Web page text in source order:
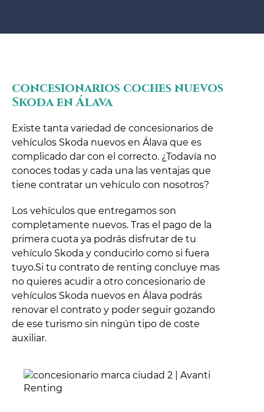
concesionarios coches nuevos
Skoda en Álava
Existe tanta variedad de concesionarios de
vehículos Skoda nuevos en Álava que es
complicado dar con el correcto. ¿Todavía no
conoces todas y cada una las ventajas que
tiene contratar un vehículo con nosotros?
Los vehículos que entregamos son
completamente nuevos. Tras el pago de la
primera cuota ya podrás disfrutar de tu
vehículo Skoda y conducirlo como si fuera
tuyo.Si tu contrato de renting concluye mas
no quieres acudir a otro concesionario de
vehículos Skoda nuevos en Álava podrás
renovar el contrato y poder seguir gozando
de ese turismo sin ningún tipo de coste
auxiliar.